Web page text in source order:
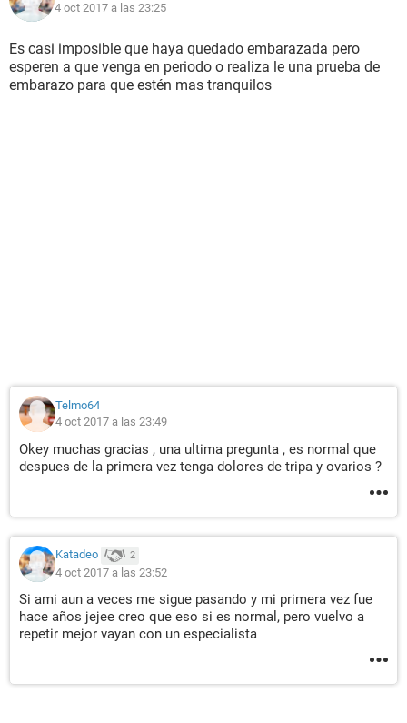
4 oct 2017 a las 23:25
Es casi imposible que haya quedado embarazada pero
esperen a que venga en periodo o realiza le una prueba de
embarazo para que estén mas tranquilos
Telmo64
4 oct 2017 a las 23:49
Okey muchas gracias , una ultima pregunta , es normal que
despues de la primera vez tenga dolores de tripa y ovarios ?
Katadeo 2
4 oct 2017 a las 23:52
Si ami aun a veces me sigue pasando y mi primera vez fue
hace años jejee creo que eso si es normal, pero vuelvo a
repetir mejor vayan con un especialista